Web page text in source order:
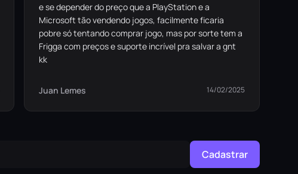
e se depender do preço que a PlayStation e a
Microsoft tão vendendo jogos, facilmente ficaria
pobre só tentando comprar jogo, mas por sorte tem a
Frigga com preços e suporte incrível pra salvar a gnt
kk
Juan Lemes 14/02/2025
Cadastrar